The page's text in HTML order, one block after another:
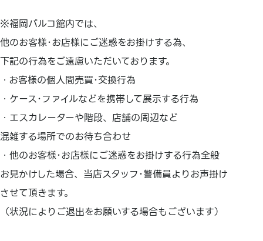
※福岡パルコ館内では、
他のお客様･お店様にご迷惑をお掛けする為、
下記の行為をご遠慮いただいております。
・お客様の個人間売買･交換行為
・ケース･ファイルなどを携帯して展示する行為
・エスカレーターや階段、店舗の周辺など
混雑する場所でのお待ち合わせ
・他のお客様･お店様にご迷惑をお掛けする行為全般
お見かけした場合、当店スタッフ･警備員よりお声掛け
させて頂きます。
（状況によりご退出をお願いする場合もございます）